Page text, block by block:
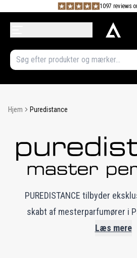
1097 reviews
Hjem Puredistance
PUREDISTANCE tilbyder
skabt af mesterparfumører i
Grundlagt i 2002 af JanLæs mere